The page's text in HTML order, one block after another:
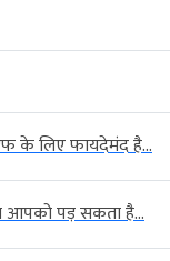
के लिए फायदेमंद है...
आपको पड़ सकता है...